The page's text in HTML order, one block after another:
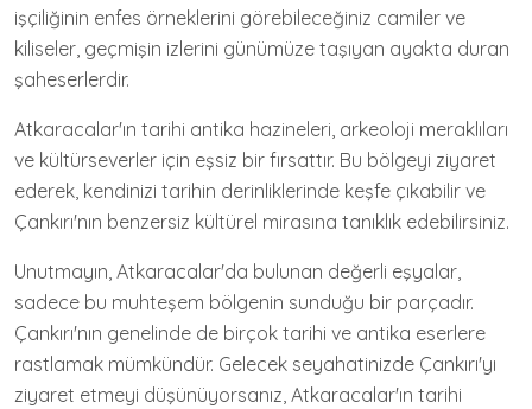
işçiliğinin enfes örneklerini görebileceğiniz camiler ve
kiliseler, geçmişin izlerini günümüze taşıyan ayakta duran
şaheserlerdir.
Atkaracalar'ın tarihi antika hazineleri, arkeoloji meraklıları
ve kültürseverler için eşsiz bir fırsattır. Bu bölgeyi ziyaret
ederek, kendinizi tarihin derinliklerinde keşfe çıkabilir ve
Çankırı'nın benzersiz kültürel mirasına tanıklık edebilirsiniz.
Unutmayın, Atkaracalar'da bulunan değerli eşyalar,
sadece bu muhteşem bölgenin sunduğu bir parçadır.
Çankırı'nın genelinde de birçok tarihi ve antika eserlere
rastlamak mümkündür. Gelecek seyahatinizde Çankırı'yı
ziyaret etmeyi düşünüyorsanız, Atkaracalar'ın tarihi